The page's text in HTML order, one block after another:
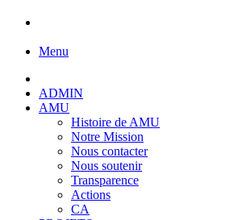
Menu
ADMIN
AMU
Histoire de AMU
Notre Mission
Nous contacter
Nous soutenir
Transparence
Actions
CA